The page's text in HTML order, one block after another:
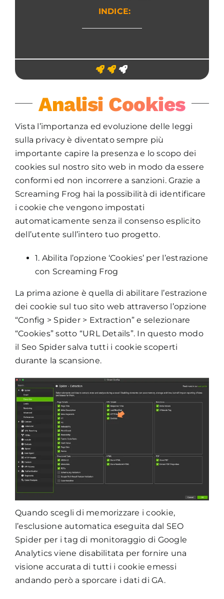
INDICE:
Analisi Cookies
Vista l’importanza ed evoluzione delle leggi
sulla privacy è diventato sempre più
importante capire la presenza e lo scopo dei
cookies sul nostro sito web in modo da essere
conformi ed non incorrere a sanzioni. Grazie a
Screaming Frog hai la possibilità di identificare
i cookie che vengono impostati
automaticamente senza il consenso esplicito
dell’utente sull’intero tuo progetto.
1. Abilita l’opzione ‘Cookies’ per l’estrazione
con Screaming Frog
La prima azione è quella di abilitare l’estrazione
dei cookie sul tuo sito web attraverso l’opzione
“Config > Spider > Extraction” e selezionare
“Cookies” sotto “URL Details”. In questo modo
il Seo Spider salva tutti i cookie scoperti
durante la scansione.
Quando scegli di memorizzare i cookie,
l’esclusione automatica eseguita dal SEO
Spider per i tag di monitoraggio di Google
Analytics viene disabilitata per fornire una
visione accurata di tutti i cookie emessi
andando però a sporcare i dati di GA.